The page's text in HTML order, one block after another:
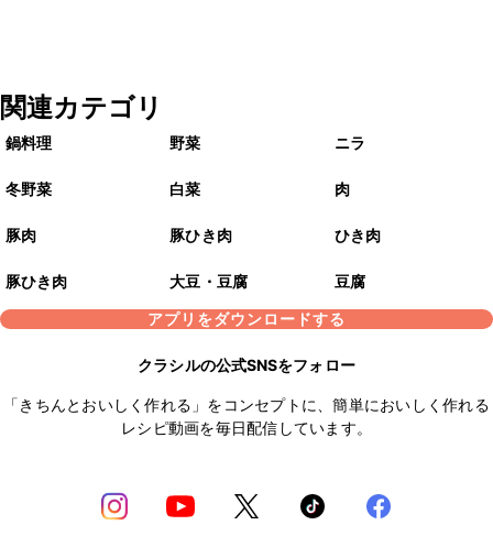
関連カテゴリ
鍋料理 野菜 ニラ
冬野菜 白菜 肉
豚肉 豚ひき肉 ひき肉
豚ひき肉 大豆・豆腐
豆腐
アプリをダウンロードする
クラシルの公式SNSをフォロー
「きちんとおいしく作れる」をコンセプトに、簡単においしく作れる
レシピ動画を毎日配信しています。